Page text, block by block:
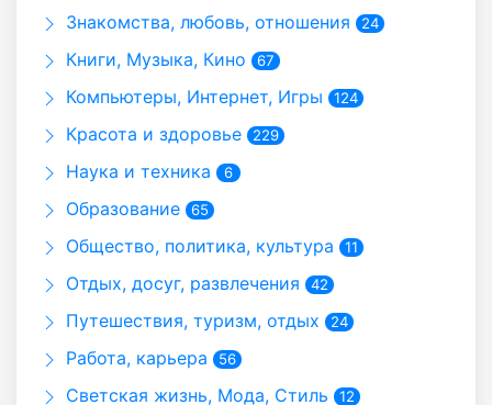
Знакомства, любовь, отношения 24
Книги, Музыка, Кино 67
Компьютеры, Интернет, Игры 124
Красота и здоровье 229
Наука и техника 6
Образование 65
Общество, политика, культура 11
Отдых, досуг, развлечения 42
Путешествия, туризм, отдых 24
Работа, карьера 56
Светская жизнь, Мода, Стиль 12